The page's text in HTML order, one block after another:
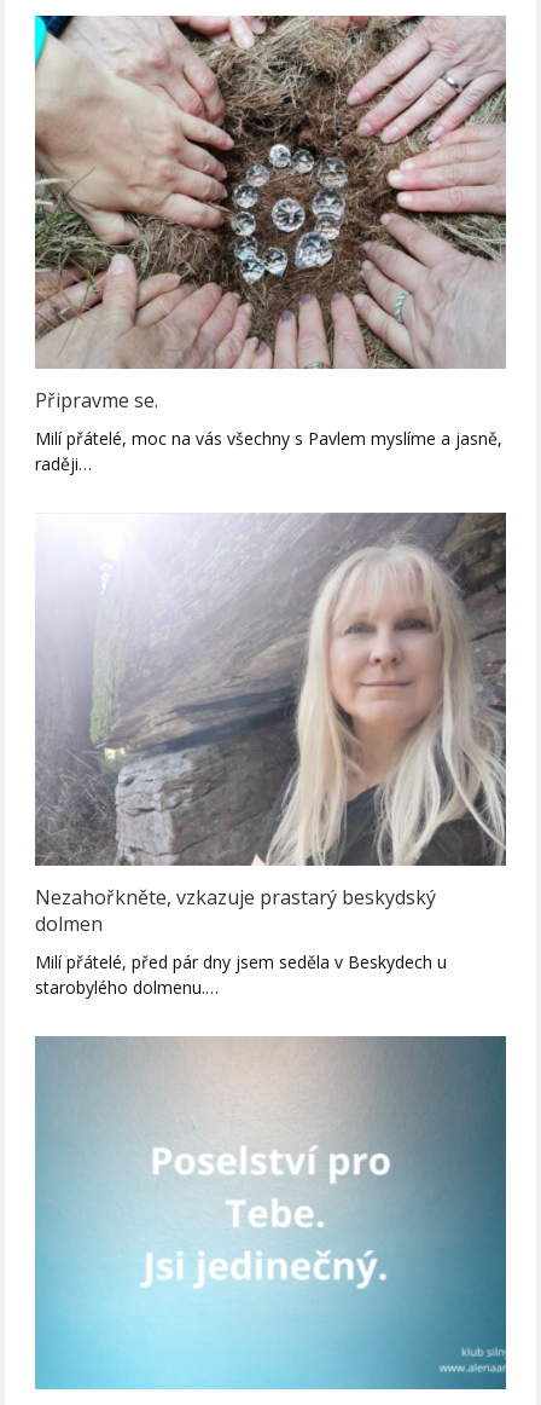
Připravme se.
Milí přátelé, moc na vás všechny s Pavlem myslíme a jasně,
raději…
Nezahořkněte, vzkazuje prastarý beskydský
dolmen
Milí přátelé, před pár dny jsem seděla v Beskydech u
starobylého dolmenu.…